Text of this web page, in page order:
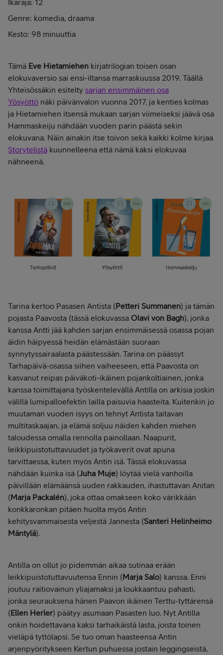
Ikäraja: 12
Genre: komedia, draama
Kesto: 98 minuuttia
Tämä Eve Hietamiehen kirjatrilogian toisen osan
elokuvaversio sai ensi-iltansa marraskuussa 2019. Täällä
Yhteisössäkin esitelty sarjan ensimmäinen osa
Yösyöttö näki päivänvalon vuonna 2017, ja kenties kolmas
ja Hietamiehen itsensä mukaan sarjan viimeiseksi jäävä osa
Hammaskeiju nähdään vuoden parin päästä sekin
elokuvana. Näin ainakin itse toivon sekä kaikki kolme kirjaa
Storytelistä kuunnelleena että nämä kaksi elokuvaa
nähneenä.
Tarina kertoo Pasasen Antista (Petteri Summanen) ja tämän
pojasta Paavosta (tässä elokuvassa Olavi von Bagh), jonka
kanssa Antti jää kahden sarjan ensimmäisessä osassa pojan
äidin häipyessä heidän elämästään suoraan
synnytyssairaalasta päästessään. Tarina on päässyt
Tarhapäivä-osassa siihen vaiheeseen, että Paavosta on
kasvanut reipas päiväkoti-ikäinen pojankoltiainen, jonka
kanssa toimittajana työskentelevällä Antilla on arkisia joskin
välillä lumipalloefektin lailla paisuvia haasteita. Kuitenkin jo
muutaman vuoden isyys on tehnyt Antista taitavan
multitaskaajan, ja elämä soljuu näiden kahden miehen
taloudessa omalla rennolla painollaan. Naapurit,
leikkipuistotuttavuudet ja työkaverit ovat apuna
tarvittaessa, kuten myös Antin isä. Tässä elokuvassa
nähdään kuinka isä (Juha Muje) löytää vielä vanhoilla
päivillään elämäänsä uuden rakkauden, ihastuttavan Anitan
(Marja Packalén), joka ottaa omakseen koko värikkään
konkkaronkan pitäen huolta myös Antin
kehitysvammaisesta veljestä Jannesta (Santeri Helinheimo
Mäntylä).
Antilla on ollut jo pidemmän aikaa sutinaa erään
leikkipuistotuttavuutensa Ennin (Marja Salo) kanssa. Enni
joutuu raitiovainun yliajamaksi ja loukkaantuu pahasti,
jonka seurauksena hänen Paavon ikäinen Terttu-tyttärensä
(Ellen Herler) päätyy asumaan Pasasten luo. Nyt Antilla
onkin hoidettavana kaksi tarhaikäistä lasta, joista toinen
vieläpä tyttölapsi. Se tuo oman haasteensa Antin
arjenpyöritykseen Kertun puhuessa jostain leggingseistä,